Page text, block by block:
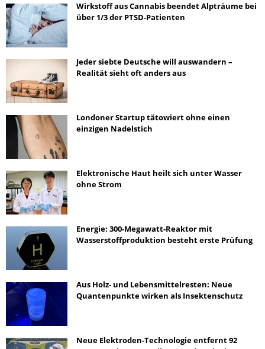
Wirkstoff aus Cannabis beendet Alpträume bei
über 1/3 der PTSD-Patienten
Jeder siebte Deutsche will auswandern –
Realität sieht oft anders aus
Londoner Startup tätowiert ohne einen
einzigen Nadelstich
Elektronische Haut heilt sich unter Wasser
ohne Strom
Energie: 300-Megawatt-Reaktor mit
Wasserstoffproduktion besteht erste Prüfung
Aus Holz- und Lebensmittelresten: Neue
Quantenpunkte wirken als Insektenschutz
Neue Elektroden-Technologie entfernt 92